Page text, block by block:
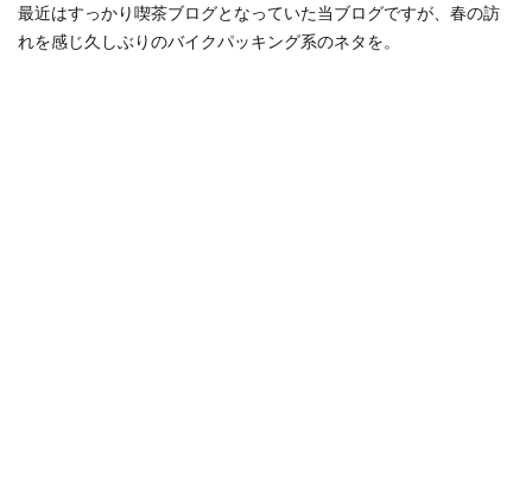
最近はすっかり喫茶ブログとなっていた当ブログですが、春の訪
れを感じ久しぶりのバイクパッキング系のネタを。